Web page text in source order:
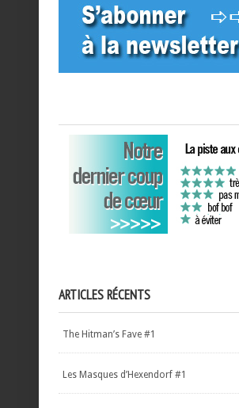
ARTICLES RÉCENTS
The Hitman’s Fave #1
Les Masques d’Hexendorf #1